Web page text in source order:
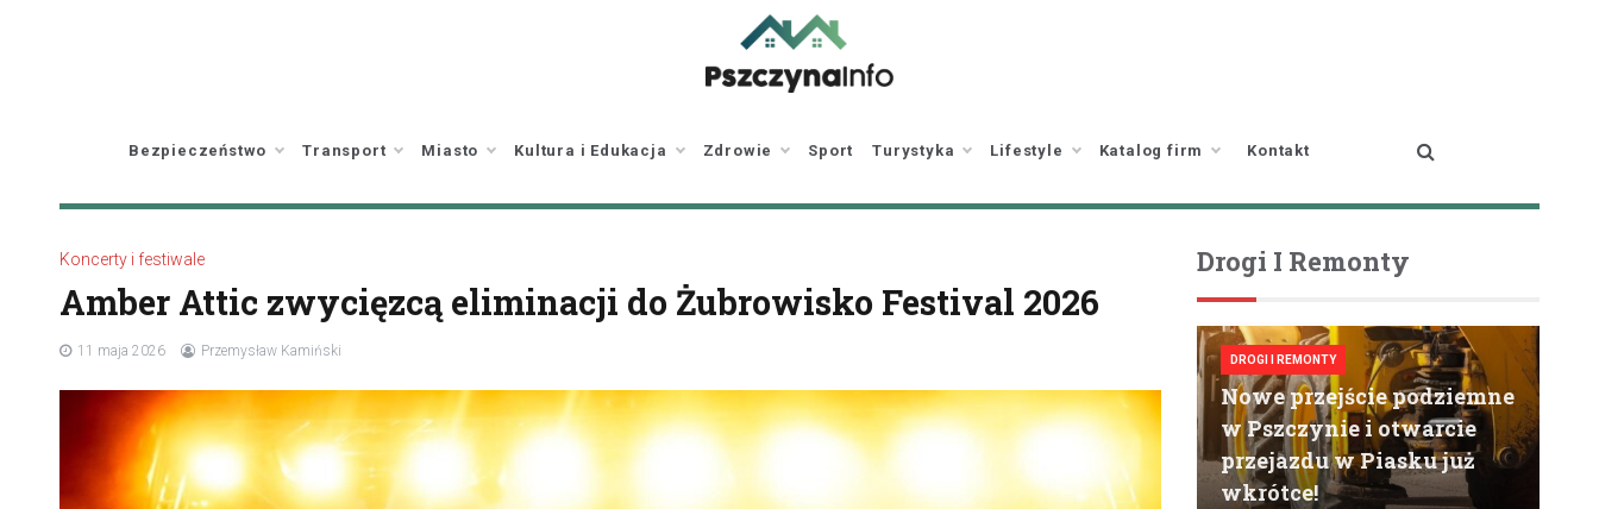
Bezpieczeństwo Transport Miasto Kultura i Edukacja Zdrowie Sport Turystyka Lifestyle Katalog firm Kontakt
Koncerty i festiwale
Amber Attic zwycięzcą eliminacji do Żubrowisko Festival 2026
11 maja 2026 Przemysław Kamiński
Drogi I Remonty
DROGI I REMONTY
Nowe przejście podziemne
w Pszczynie i otwarcie
przejazdu w Piasku już
wkrótce!